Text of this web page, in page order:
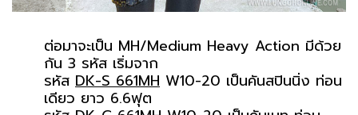
ต่อมาจะเป็น MH/Medium Heavy Action มีด้วย
กัน 3 รหัส เริ่มจาก
รหัส DK-S 661MH W10-20 เป็นคันสปินนิ่ง ท่อน
เดียว ยาว 6.6ฟุต